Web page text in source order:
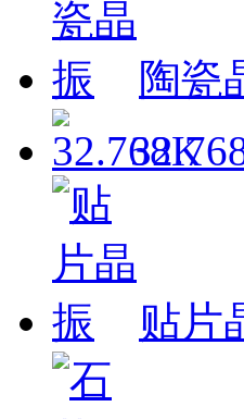
陶瓷
贴片